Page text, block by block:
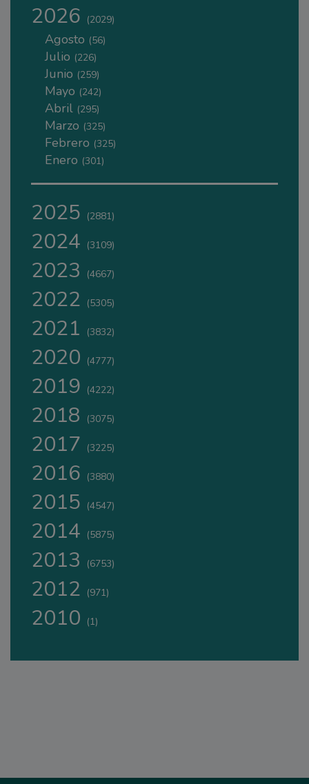
2026 (2029)
Agosto (56)
Julio (226)
Junio (259)
Mayo (242)
Abril (295)
Marzo (325)
Febrero (325)
Enero (301)
2025 (2881)
2024 (3109)
2023 (4667)
2022 (5305)
2021 (3832)
2020 (4777)
2019 (4222)
2018 (3075)
2017 (3225)
2016 (3880)
2015 (4547)
2014 (5875)
2013 (6753)
2012 (971)
2010 (1)